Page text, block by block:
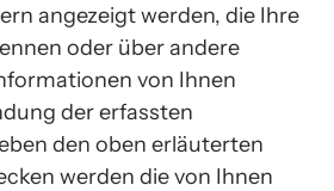
angezeigt werden, die Ihre
oder über andere
von Ihnen
der erfassten
den oben erläuterten
werden die von Ihnen